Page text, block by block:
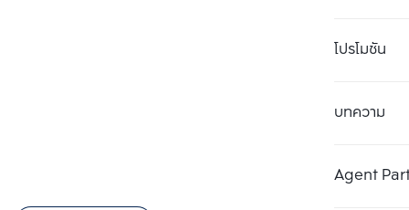
โปรโมชัน
บทความ
Agent